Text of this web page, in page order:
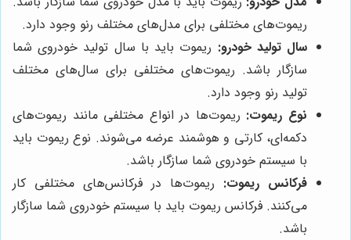
ریموت‌های مختلفی برای مدل‌های مختلف رنو وجود دارد.
سال تولید خودرو: ریموت باید با سال تولید خودروی شما
سازگار باشد. ریموت‌های مختلفی برای سال‌های مختلف
تولید رنو وجود دارد.
نوع ریموت: ریموت‌ها در انواع مختلفی مانند ریموت‌های
دکمه‌ای، کارتی و هوشمند عرضه می‌شوند. نوع ریموت باید
با سیستم خودروی شما سازگار باشد.
فرکانس ریموت: ریموت‌ها در فرکانس‌های مختلفی کار
می‌کنند. فرکانس ریموت باید با سیستم خودروی شما سازگار
باشد.